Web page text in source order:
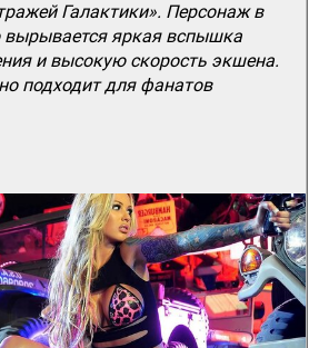
Галактики». Персонаж в
вырывается яркая вспышка
и высокую скорость экшена.
подходит для фанатов